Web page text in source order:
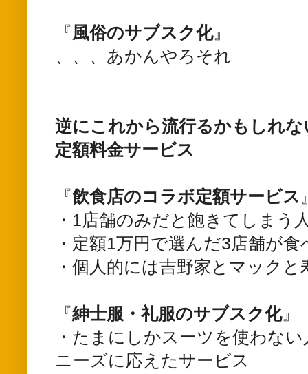
『風俗のサブスク化』
、、、あかんやろそれ
逆にこれから流行るかもしれな
定額料金サービス
『飲食店のコラボ定額サービス
・1店舗のみだと飽きてしまう
・定額1万円で選んだ3店舗が
・個人的には吉野家とマック
『紳士服・礼服のサブスク化』
・たまにしかスーツを使わない
ニーズに応えたサービス